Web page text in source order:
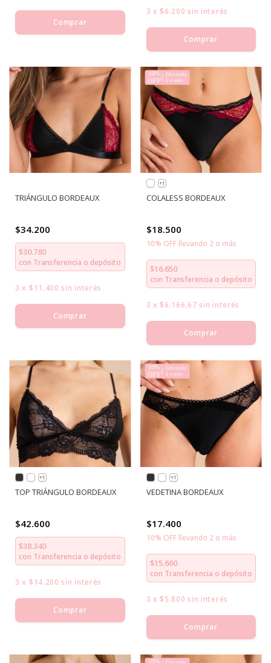
Comprar
3 x$6.200 sin interés
Comprar
TRIÁNGULO BORDEAUX
$34.200
$30.780
con Transferencia o depósito
3 x $11.400 sin interés
Comprar
+1
COLALESS BORDEAUX
$18.500
10% OFF llevando 2 o más
$16.650
con Transferencia o depósito
3 x$6.166,67 sin interés
Comprar
+1
TOP TRIÁNGULO BORDEAUX
$42.600
$38.340
con Transferencia o depósito
3 x $14.200 sin interés
Comprar
+1
VEDETINA BORDEAUX
$17.400
10% OFF llevando 2 o más
$15.660
con Transferencia o depósito
3 x$5.800 sin interés
Comprar